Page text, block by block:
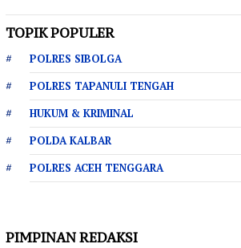
TOPIK POPULER
POLRES SIBOLGA
POLRES TAPANULI TENGAH
HUKUM & KRIMINAL
POLDA KALBAR
POLRES ACEH TENGGARA
PIMPINAN REDAKSI